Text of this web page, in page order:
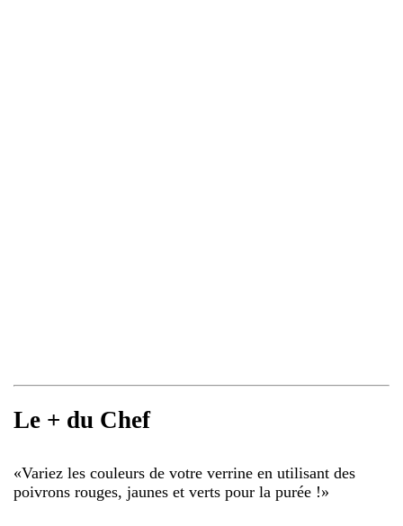
Le + du Chef
«Variez les couleurs de votre verrine en utilisant des
poivrons rouges, jaunes et verts pour la purée !»